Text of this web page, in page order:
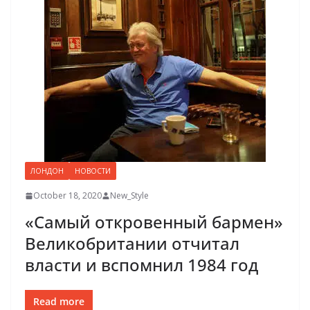
ЛОНДОН НОВОСТИ
October 18, 2020 New_Style
«Самый откровенный бармен»
Великобритании отчитал
власти и вспомнил 1984 год
Read more